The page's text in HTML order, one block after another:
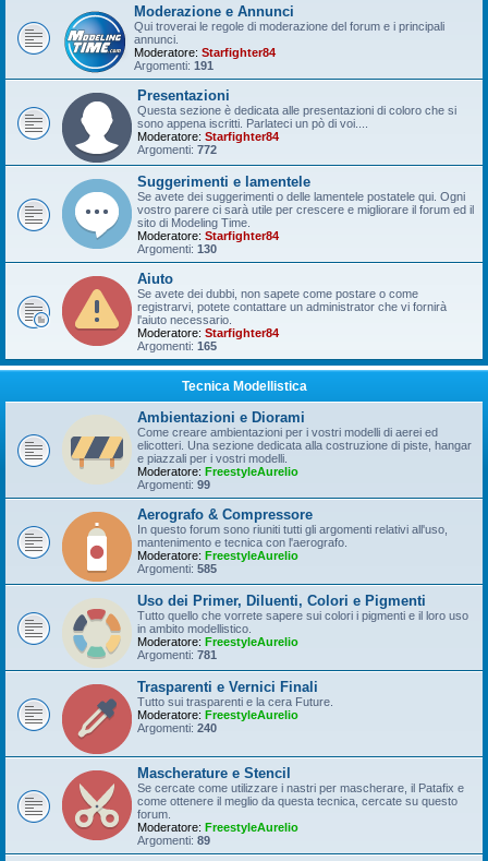
Moderazione e Annunci
Qui troverai le regole di moderazione del forum e i principali
annunci.
Moderatore: Starfighter84
Argomenti: 191
Presentazioni
Questa sezione è dedicata alle presentazioni di coloro che si
sono appena iscritti. Parlateci un pò di voi....
Moderatore: Starfighter84
Argomenti: 772
Suggerimenti e lamentele
Se avete dei suggerimenti o delle lamentele postatele qui. Ogni
vostro parere ci sarà utile per crescere e migliorare il forum ed il
sito di Modeling Time.
Moderatore: Starfighter84
Argomenti: 130
Aiuto
Se avete dei dubbi, non sapete come postare o come
registrarvi, potete contattare un administrator che vi fornirà
l'aiuto necessario.
Moderatore: Starfighter84
Argomenti: 165
Tecnica Modellistica
Ambientazioni e Diorami
Come creare ambientazioni per i vostri modelli di aerei ed
elicotteri. Una sezione dedicata alla costruzione di piste, hangar
e piazzali per i vostri modelli.
Moderatore: FreestyleAurelio
Argomenti: 99
Aerografo & Compressore
In questo forum sono riuniti tutti gli argomenti relativi all'uso,
mantenimento e tecnica con l'aerografo.
Moderatore: FreestyleAurelio
Argomenti: 585
Uso dei Primer, Diluenti, Colori e Pigmenti
Tutto quello che vorrete sapere sui colori i pigmenti e il loro uso
in ambito modellistico.
Moderatore: FreestyleAurelio
Argomenti: 781
Trasparenti e Vernici Finali
Tutto sui trasparenti e la cera Future.
Moderatore: FreestyleAurelio
Argomenti: 240
Mascherature e Stencil
Se cercate come utilizzare i nastri per mascherare, il Patafix e
come ottenere il meglio da questa tecnica, cercate su questo
forum.
Moderatore: FreestyleAurelio
Argomenti: 89